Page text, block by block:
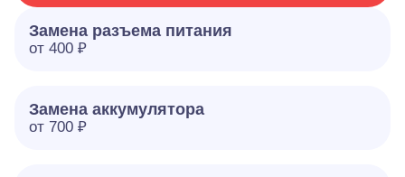
Замена разъема питания
от 400 ₽
Замена аккумулятора
от 700 ₽